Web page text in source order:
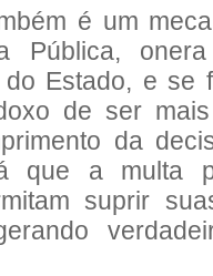
é um
Pública,
Estado, e se
de ser
da
que a multa
suprir